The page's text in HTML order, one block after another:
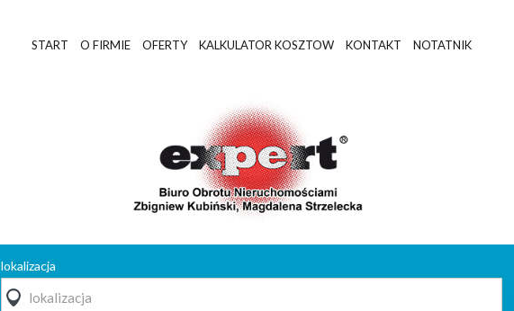
START O FIRMIE OFERTY KALKULATOR KOSZTOW KONTAKT NOTATNIK
lokalizacja